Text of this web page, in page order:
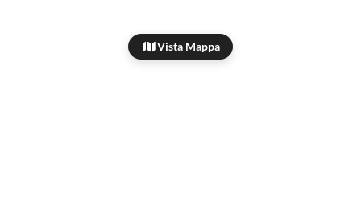
Vista Mappa